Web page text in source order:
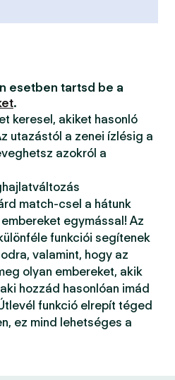
esetben tartsd be a
.
keresel, akiket hasonló
utazástól a zenei ízlésig a
azokról a
match-csel a hátunk
egymással! Az
funkciói segítenek
valamint, hogy az
olyan embereket, akik
hozzád hasonlóan imád
funkció elrepít téged
ez mind lehetséges a